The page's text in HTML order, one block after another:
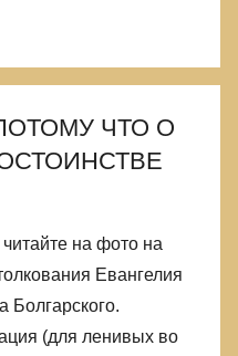
ЧТО О
на фото на
Евангелия
Болгарского.
(для ленивых во